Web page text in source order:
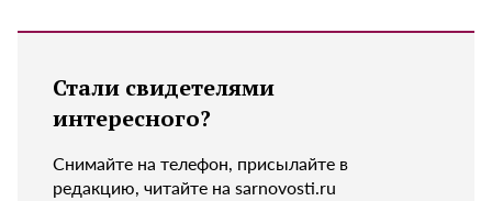
Стали свидетелями
интересного?
Снимайте на телефон, присылайте в
редакцию, читайте на sarnovosti.ru